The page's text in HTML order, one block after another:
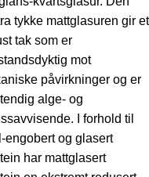
tykke mattglasuren gir et
tak som er
mot
påvirkninger og er
alge- og
I forhold til
engobert og glasert
har mattglasert